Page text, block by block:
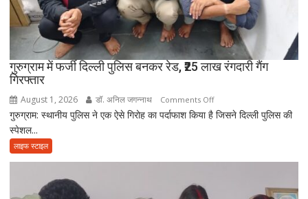
चिता
पर
अकेले
हो
वृद्धाश्रम
गुरुग्राम में फर्जी दिल्ली पुलिस बनकर रेड, ₹25 लाख रंगदारी गैंग
गिरफ्तार
August 1, 2026 डॉ. अनिल जगन्नाथ Comments Offon
गुरुग्राम
दिल्ली
गुरुग्राम: स्थानीय पुलिस ने एक ऐसे गिरोह का पर्दाफाश किया है जिसने दिल्ली पुलिस की
स्पेशल...
लाइफ स्टाइल